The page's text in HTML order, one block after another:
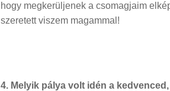
hogy megkerüljenek a csomagjaim
szeretett viszem magammal!
4. Melyik pálya volt idén a